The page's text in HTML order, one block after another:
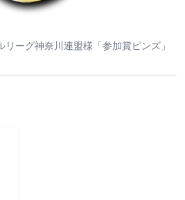
ーグ神奈川連盟様「参加賞ピンズ」